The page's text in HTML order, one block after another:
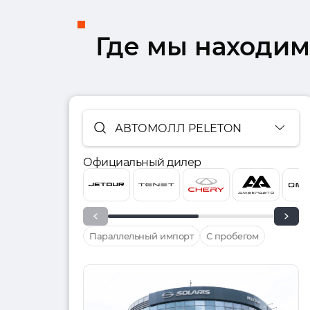
Где мы
АВТОМОЛЛ PELETON
Официальный дилер
Параллельный импорт С пробегом